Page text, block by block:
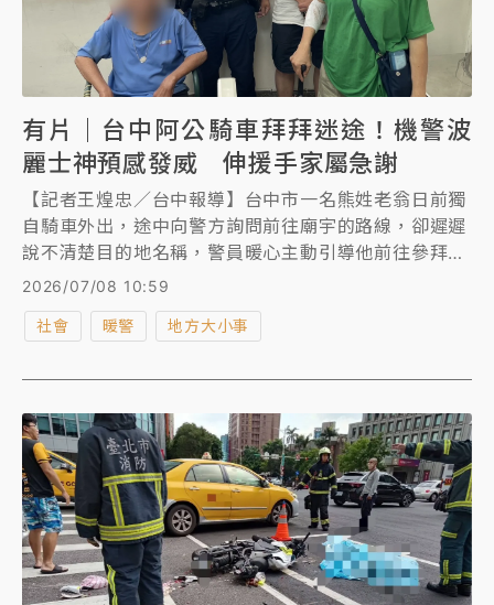
有片｜台中阿公騎車拜拜迷途！機警波
麗士神預感發威 伸援手家屬急謝
【記者王煌忠／台中報導】台中市一名熊姓老翁日前獨
自騎車外出，途中向警方詢問前往廟宇的路線，卻遲遲
說不清楚目的地名稱，警員暖心主動引導他前往參拜地
點，事後巡經現場時又發現老翁神情茫然，獨自在廟埕
所並聯繫家人，家屬趕抵後表示，老翁有輕微失智情
時伸出援手，才避免意外發生。
2026/07/08 10:59
社會 暖警 地方大小事